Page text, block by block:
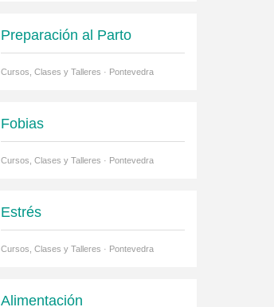
Preparación al Parto
Cursos, Clases y Talleres · Pontevedra
Fobias
Cursos, Clases y Talleres · Pontevedra
Estrés
Cursos, Clases y Talleres · Pontevedra
Alimentación